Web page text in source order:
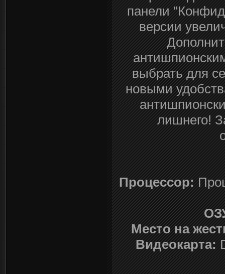
панели
версии
выбрать для
новыми
лишнего!
Процессор:
Место на
Видеокарта: